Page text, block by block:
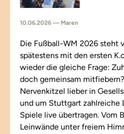
10.06.2026 — Maren
Die Fußball-WM 2026 steht
spätestens mit den ersten
wieder die gleiche Frage:
doch gemeinsam
Nervenkitzel lieber in
und um Stuttgart zahlreiche
Spiele live übertragen. Vom
Leinwände unter freiem